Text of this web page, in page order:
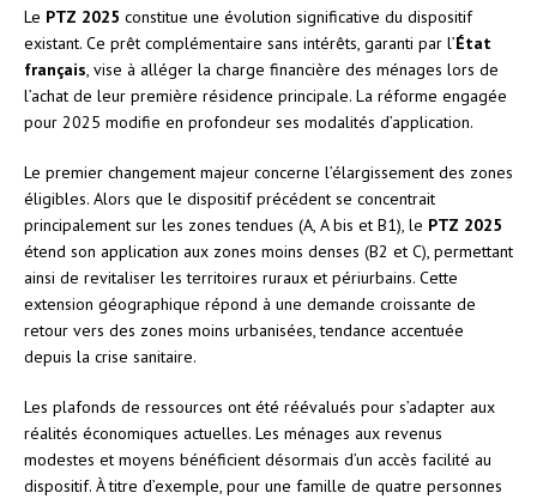
Le PTZ 2025 constitue une évolution significative du dispositif
existant. Ce prêt complémentaire sans intérêts, garanti par l’État
français , vise à alléger la charge financière des ménages lors de
l’achat de leur première résidence principale. La réforme engagée
pour 2025 modifie en profondeur ses modalités d’application.
Le premier changement majeur concerne l’élargissement des zones
éligibles. Alors que le dispositif précédent se concentrait
principalement sur les zones tendues (A, A bis et B1), le PTZ 2025
étend son application aux zones moins denses (B2 et C), permettant
ainsi de revitaliser les territoires ruraux et périurbains. Cette
extension géographique répond à une demande croissante de
retour vers des zones moins urbanisées, tendance accentuée
depuis la crise sanitaire.
Les plafonds de ressources ont été réévalués pour s’adapter aux
réalités économiques actuelles. Les ménages aux revenus
modestes et moyens bénéficient désormais d’un accès facilité au
dispositif. À titre d’exemple, pour une famille de quatre personnes